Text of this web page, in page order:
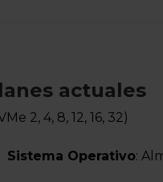
actuales
2, 4, 8, 12, 16, 32)
Sistema Operativo: